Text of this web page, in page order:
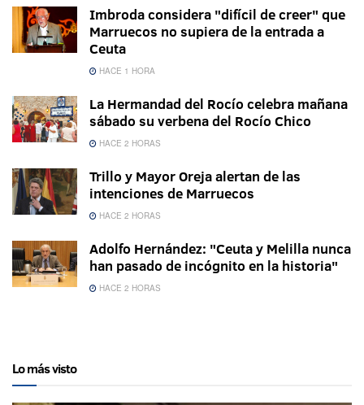
Imbroda considera "difícil de creer" que
Marruecos no supiera de la entrada a
Ceuta
HACE 1 HORA
La Hermandad del Rocío celebra mañana
sábado su verbena del Rocío Chico
HACE 2 HORAS
Trillo y Mayor Oreja alertan de las
intenciones de Marruecos
HACE 2 HORAS
Adolfo Hernández: "Ceuta y Melilla nunca
han pasado de incógnito en la historia"
HACE 2 HORAS
Lo más visto